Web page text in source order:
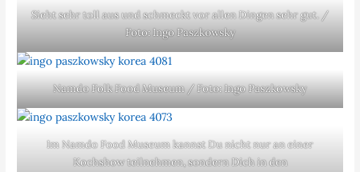
Sieht sehr toll aus und schmeckt vor allen Dingen sehr gut. /
Foto: Ingo Paszkowsky
Namdo Folk Food Museum / Foto: Ingo Paszkowsky
Im Namdo Food Museum kannst Du nicht nur an einer
Kochshow teilnehmen, sondern Dich in den